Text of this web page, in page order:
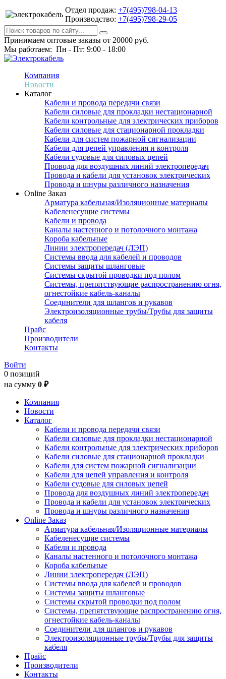
Отдел продаж: +7(495)798-04-13
Производство: +7(495)798-29-05
Принимаем оптовые заказы от 20000 руб.
Мы работаем: Пн - Пт: 9:00 - 18:00
Компания
Новости
Каталог
Кабели и провода передачи связи
Кабели силовые для прокладки нестационарной
Кабели контрольные для электрических приборов
Кабели силовые для стационарной прокладки
Кабели для систем пожарной сигнализации
Кабели для цепей управления и контроля
Кабели судовые для силовых цепей
Провода для воздушных линий электропередач
Провода и кабели для установок электрических
Провода и шнуры различного назначения
Online Заказ
Арматура кабельная/Изоляционные материалы
Кабеленесущие системы
Кабели и провода
Каналы настенного и потолочного монтажа
Короба кабельные
Линии электропередач (ЛЭП)
Системы ввода для кабелей и проводов
Системы защиты шланговые
Системы скрытой проводки под полом
Системы, препятствующие распространению огня,
огнестойкие кабель-каналы
Соединители для шлангов и рукавов
Электроизоляционные трубы/Трубы для защиты
кабеля
Прайс
Производители
Контакты
Войти
0 позиций
на сумму 0 ₽
Компания
Новости
Каталог
Кабели и провода передачи связи
Кабели силовые для прокладки нестационарной
Кабели контрольные для электрических приборов
Кабели силовые для стационарной прокладки
Кабели для систем пожарной сигнализации
Кабели для цепей управления и контроля
Кабели судовые для силовых цепей
Провода для воздушных линий электропередач
Провода и кабели для установок электрических
Провода и шнуры различного назначения
Online Заказ
Арматура кабельная/Изоляционные материалы
Кабеленесущие системы
Кабели и провода
Каналы настенного и потолочного монтажа
Короба кабельные
Линии электропередач (ЛЭП)
Системы ввода для кабелей и проводов
Системы защиты шланговые
Системы скрытой проводки под полом
Системы, препятствующие распространению огня,
огнестойкие кабель-каналы
Соединители для шлангов и рукавов
Электроизоляционные трубы/Трубы для защиты
кабеля
Прайс
Производители
Контакты